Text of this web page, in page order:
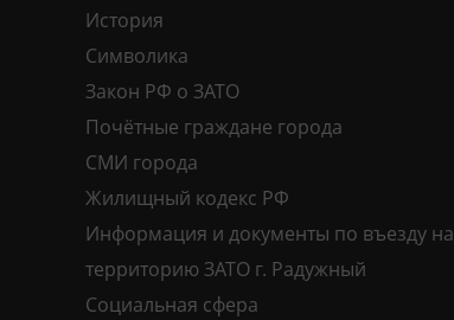
История
Символика
Закон РФ о ЗАТО
Почётные граждане города
СМИ города
Жилищный кодекс РФ
Информация и документы по въезду на
территорию ЗАТО г. Радужный
Социальная сфера